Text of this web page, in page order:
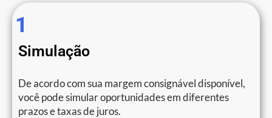
1
Simulação
De acordo com sua margem consignável disponível,
você pode simular oportunidades em diferentes
prazos e taxas de juros.